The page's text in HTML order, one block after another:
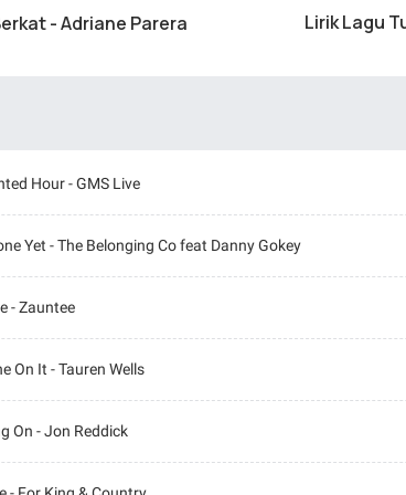
- Adriane Parera
Lirik Lagu
Hour - GMS Live
Yet - The Belonging Co feat Danny Gokey
- Zauntee
On It - Tauren Wells
On - Jon Reddick